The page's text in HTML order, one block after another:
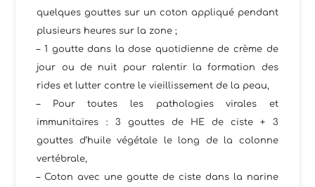
quelques gouttes sur un coton appliqué pendant
plusieurs heures sur la zone ;
– 1 goutte dans la dose quotidienne de crème de
jour ou de nuit pour ralentir la formation des
rides et lutter contre le vieillissement de la peau,
– Pour toutes les pathologies virales et
immunitaires : 3 gouttes de HE de ciste + 3
gouttes d’huile végétale le long de la colonne
vertébrale,
– Coton avec une goutte de ciste dans la narine